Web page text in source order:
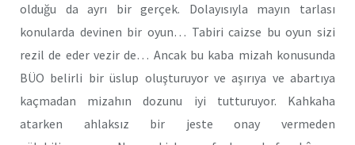
olduğu da ayrı bir gerçek. Dolayısıyla mayın tarlası
konularda devinen bir oyun… Tabiri caizse bu oyun sizi
rezil de eder vezir de… Ancak bu kaba mizah konusunda
BÜO belirli bir üslup oluşturuyor ve aşırıya ve abartıya
kaçmadan mizahın dozunu iyi tutturuyor. Kahkaha
atarken ahlaksız bir jeste onay vermeden